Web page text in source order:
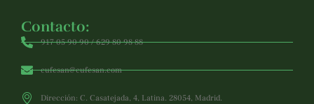
Contacto:
917 05 90 90 / 629 80 98 88
cufesan@cufesan.com
Dirección: C. Casatejada, 4, Latina. 28054, Madrid.